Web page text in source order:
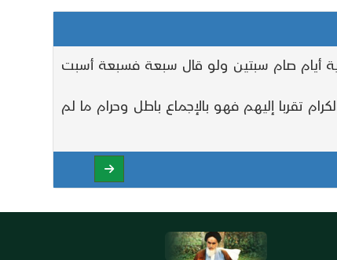
أيام صام سبتين ولو قال سبعة فسبعة أسبت
تقربا إليهم فهو بالإجماع باطل وحرام ما لم